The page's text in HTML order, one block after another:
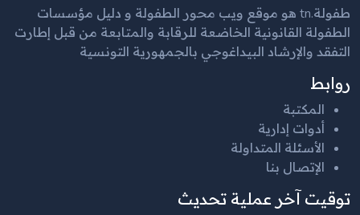
طفولة.tn هو موقع ويب محور الطفولة و دليل مؤسسات
الطفولة القانونية الخاضعة للرقابة والمتابعة من قبل إطارت
التفقد والإرشاد البيداغوجي بالجمهورية التونسية
روابط
المكتبة
أدوات إدارية
الأسئلة المتداولة
الإتصال بنا
توقيت آخر عملية تحديث